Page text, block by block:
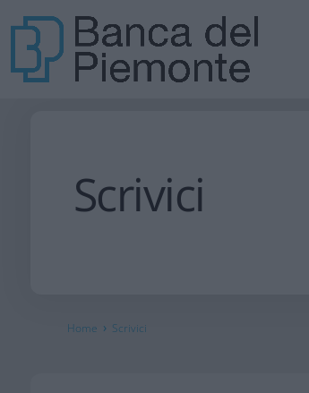
Scrivici
Home › Scrivici